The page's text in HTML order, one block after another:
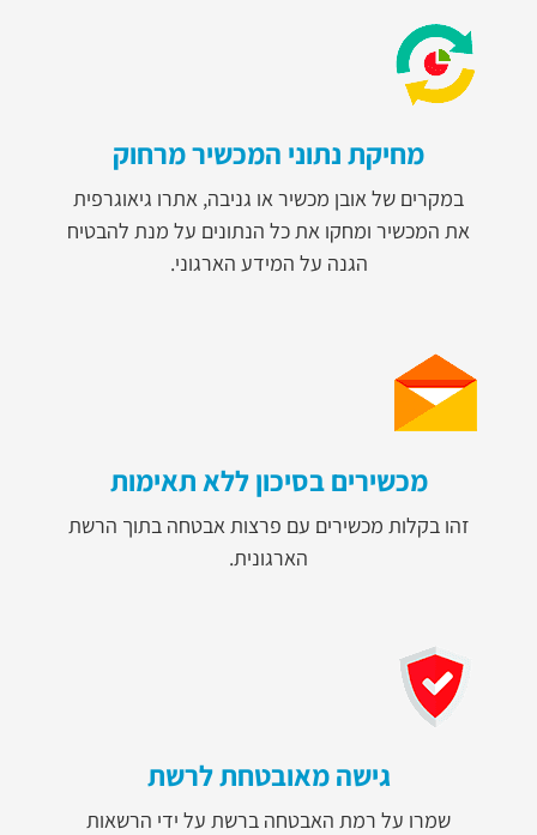
מחיקת נתוני המכשיר מרחוק
במקרים של אובן מכשיר או גניבה, אתרו גיאוגרפית
את המכשיר ומחקו את כל הנתונים על מנת להבטיח
הגנה על המידע הארגוני.
מכשירים בסיכון ללא תאימות
זהו בקלות מכשירים עם פרצות אבטחה בתוך הרשת
הארגונית.
גישה מאובטחת לרשת
שמרו על רמת האבטחה ברשת על ידי הרשאות